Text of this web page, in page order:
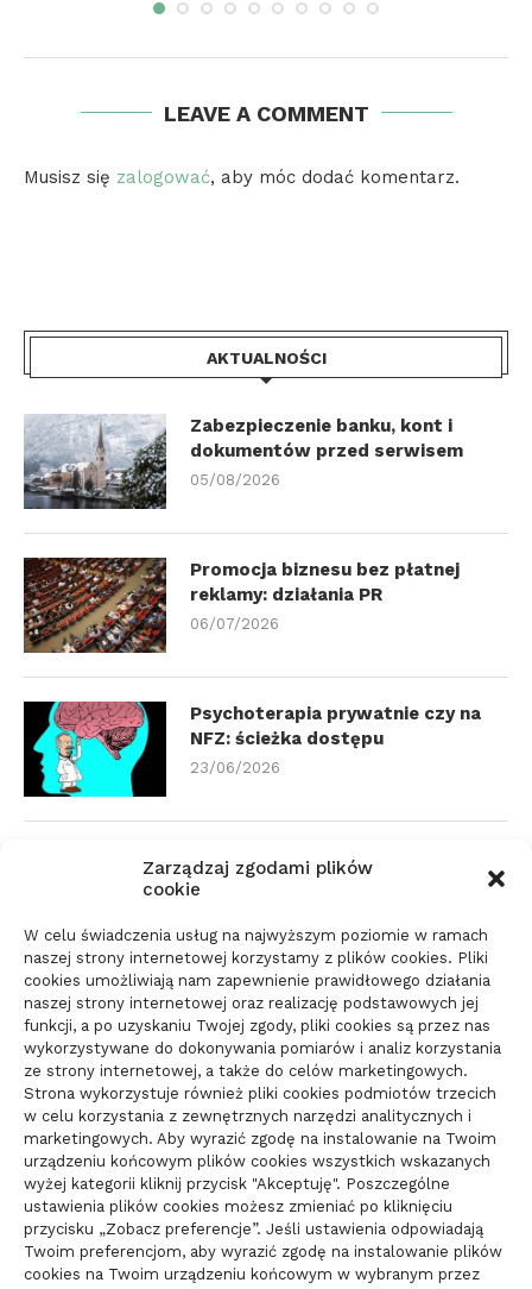
Zarządzaj zgodami plików
cookie
W celu świadczenia usług na najwyższym poziomie w ramach
naszej strony internetowej korzystamy z plików cookies. Pliki
cookies umożliwiają nam zapewnienie prawidłowego działania
naszej strony internetowej oraz realizację podstawowych jej
funkcji, a po uzyskaniu Twojej zgody, pliki cookies są przez nas
wykorzystywane do dokonywania pomiarów i analiz korzystania
ze strony internetowej, a także do celów marketingowych.
Strona wykorzystuje również pliki cookies podmiotów trzecich
w celu korzystania z zewnętrznych narzędzi analitycznych i
marketingowych. Aby wyrazić zgodę na instalowanie na Twoim
urządzeniu końcowym plików cookies wszystkich wskazanych
wyżej kategorii kliknij przycisk "Akceptuję". Poszczególne
ustawienia plików cookies możesz zmieniać po kliknięciu
przycisku „Zobacz preferencje”. Jeśli ustawienia odpowiadają
Twoim preferencjom, aby wyrazić zgodę na instalowanie plików
cookies na Twoim urządzeniu końcowym w wybranym przez
LEAVE A COMMENT
Musisz się zalogować, aby móc dodać komentarz.
AKTUALNOŚCI
Zabezpieczenie banku, kont i
dokumentów przed serwisem
05/08/2026
Promocja biznesu bez płatnej
reklamy: działania PR
06/07/2026
Psychoterapia prywatnie czy na
NFZ: ścieżka dostępu
23/06/2026
Zmiana biura rachunkowego:
dokumenty i terminy
Parkiet do domu do spokojnego
wnętrza: jak wybrać materiał
świadomie
10/06/2026